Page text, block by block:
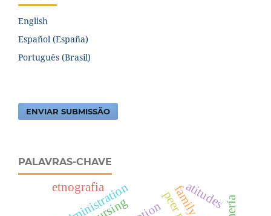
English
Español (España)
Português (Brasil)
ENVIAR SUBMISSÃO
PALAVRAS-CHAVE
etnografia atitudes